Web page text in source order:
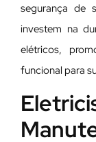
segurança de
investem na
elétricos,
funcional para